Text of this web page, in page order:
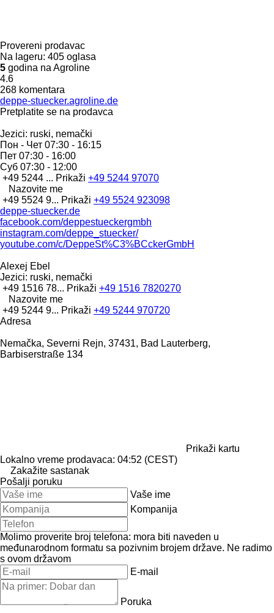
Provereni prodavac
Na lageru: 405 oglasa
5 godina na Agroline
4.6
268 komentara
deppe-stuecker.agroline.de
Pretplatite se na prodavca
Jezici: ruski, nemački
Пон - Чет 07:30 - 16:15
Пет 07:30 - 16:00
Суб 07:30 - 12:00
+49 5244 ... Prikaži +49 5244 97070
Nazovite me
+49 5524 9... Prikaži +49 5524 923098
deppe-stuecker.de
facebook.com/deppestueckergmbh
instagram.com/deppe_stuecker/
youtube.com/c/DeppeSt%C3%BCckerGmbH
Alexej Ebel
Jezici: ruski, nemački
+49 1516 78... Prikaži +49 1516 7820270
Nazovite me
+49 5244 9... Prikaži +49 5244 970720
Adresa
Nemačka, Severni Rejn, 37431, Bad Lauterberg,
Barbiserstraße 134
Prikaži kartu
Lokalno vreme prodavaca: 04:52 (CEST)
Zakažite sastanak
Pošalji poruku
Vaše ime
Kompanija
Molimo proverite broj telefona: mora biti naveden u
međunarodnom formatu sa pozivnim brojem države. Ne radimo
s ovom državom
E-mail
Poruka